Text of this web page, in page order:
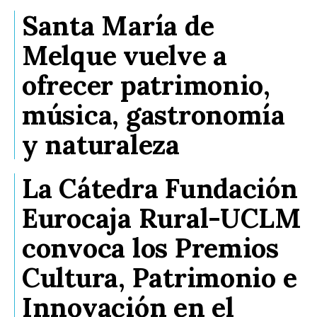
Santa María de
Melque vuelve a
ofrecer patrimonio,
música, gastronomía
y naturaleza
La Cátedra Fundación
Eurocaja Rural-UCLM
convoca los Premios
Cultura, Patrimonio e
Innovación en el